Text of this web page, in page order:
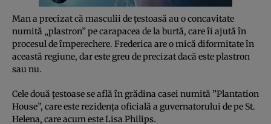
Man a precizat că masculii de ţestoasă au o concavitate
numită „plastron” pe carapacea de la burtă, care îi ajută în
procesul de împerechere. Frederica are o mică diformitate în
această regiune, dar este greu de precizat dacă este plastron
sau nu.
Cele două ţestoase se află în grădina casei numită ”Plantation
House”, care este rezidenţa oficială a guvernatorului de pe St.
Helena, care acum este Lisa Philips.